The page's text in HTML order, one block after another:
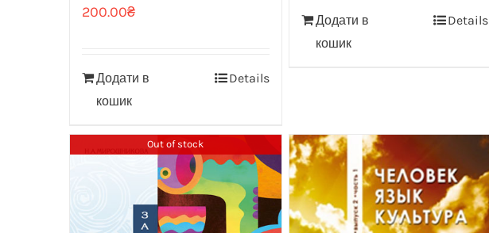
200.00₴
Додати в
кошик
Details
Додати в
кошик
Details
Out of stock